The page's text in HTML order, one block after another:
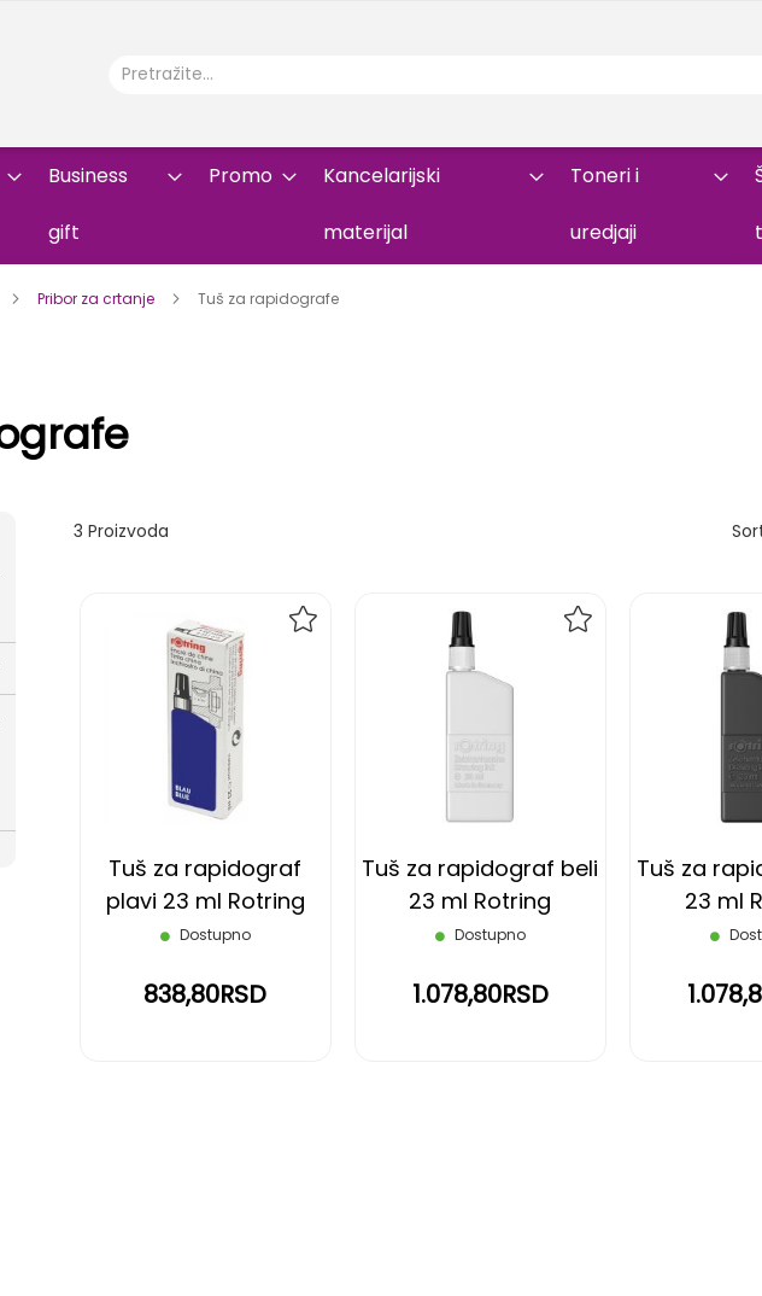
Business
gift
Promo Kancelarijski
materijal
Toneri i
uredjaji
Pribor za crtanje Tuš za rapidografe
3 Proizvoda
Tuš za rapidograf
plavi 23 ml Rotring
Dostupno
838,80RSD
Tuš za rapidograf beli
23 ml Rotring
Dostupno
1.078,80RSD
Tuš za
23 ml